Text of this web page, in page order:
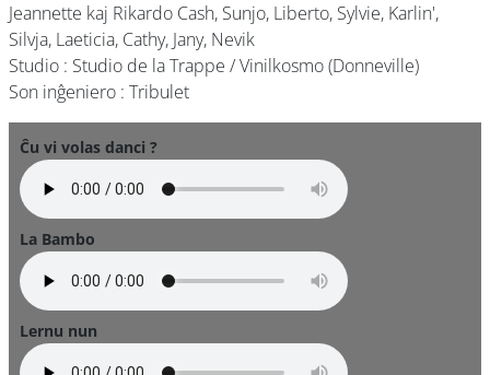
Jeannette kaj Rikardo Cash, Sunjo, Liberto, Sylvie, Karlin',
Silvja, Laeticia, Cathy, Jany, Nevik
Studio : Studio de la Trappe / Vinilkosmo (Donneville)
Son inĝeniero : Tribulet
Ĉu vi volas danci ?
La Bambo
Lernu nun